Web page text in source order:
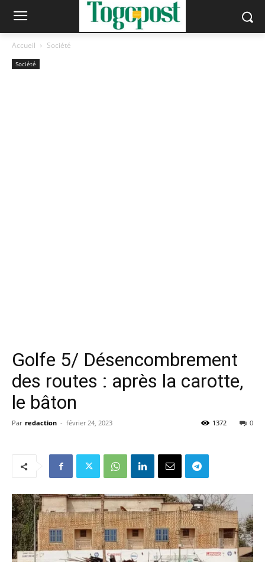
Accueil Société
Société
Golfe 5/ Désencombrement
des routes : après la carotte,
le bâton
Par redaction - février 24, 2023 0
1372